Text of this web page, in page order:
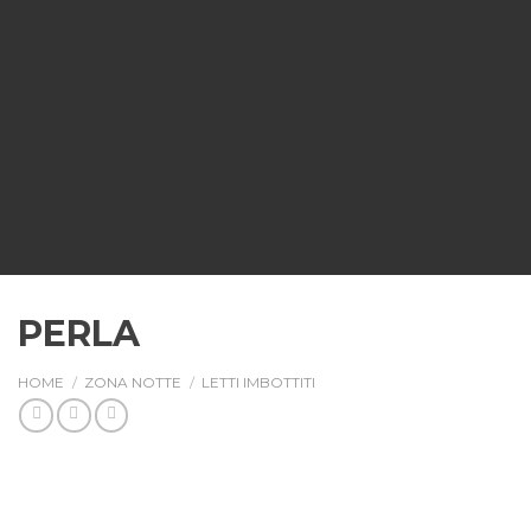
PERLA
HOME / ZONA NOTTE / LETTI IMBOTTITI